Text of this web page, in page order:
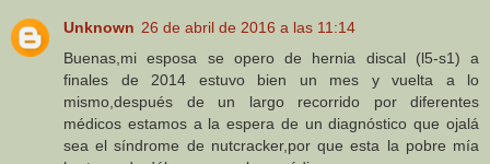
Unknown 26 de abril de 2016 a las 11:14
Buenas,mi esposa se opero de hernia discal (l5-s1) a
finales de 2014 estuvo bien un mes y vuelta a lo
mismo,después de un largo recorrido por diferentes
médicos estamos a la espera de un diagnóstico que ojalá
sea el síndrome de nutcracker,por que esta la pobre mía